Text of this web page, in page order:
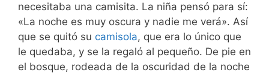
necesitaba una camisita. La niña pensó para sí:
«La noche es muy oscura y nadie me verá». Así
que se quitó su camisola, que era lo único que
le quedaba, y se la regaló al pequeño. De pie en
el bosque, rodeada de la oscuridad de la noche